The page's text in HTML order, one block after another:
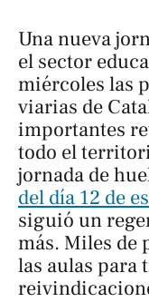
Una nueva
el sector
miércoles las
viarias de
importantes
todo el
jornada de
del día 12 de
siguió un
más. Miles de
las aulas para